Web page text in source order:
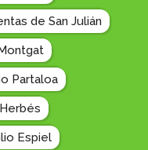
de San Julián
Partaloa
Espiel